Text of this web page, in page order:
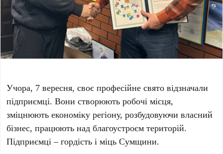
Учора, 7 вересня, своє професійне свято відзначали
підприємці. Вони створюють робочі місця,
зміцнюють економіку регіону, розбудовуючи власний
бізнес, працюють над благоустроєм територій.
Підприємці – гордість і міць Сумщини.